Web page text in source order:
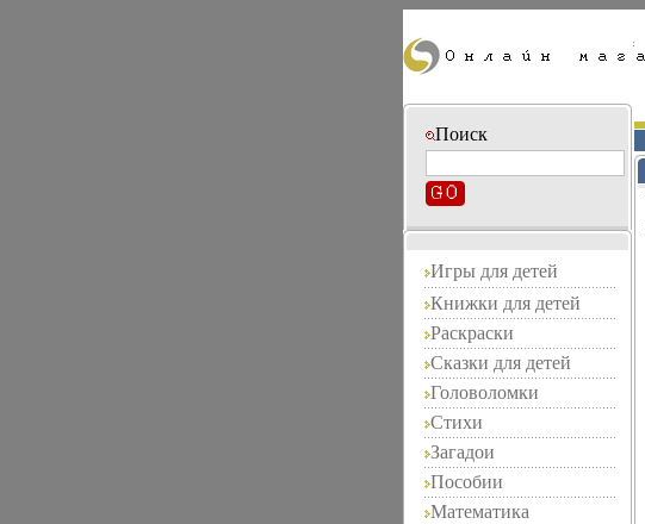
Поиск
Игры для детей
Книжки для детей
Раскраски
Сказки для детей
Головоломки
Стихи
Загадои
Пособии
Математика